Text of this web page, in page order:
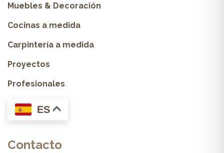
Muebles & Decoración
Cocinas a medida
Carpintería a medida
Proyectos
Profesionales
ES
Contacto